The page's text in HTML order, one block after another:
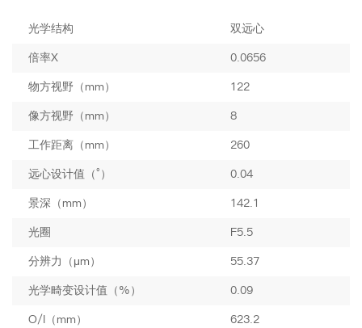
光学结构 双远心
倍率X 0.0656
物方视野（mm） 122
像方视野（mm） 8
工作距离（mm） 260
远心设计值（°） 0.04
景深（mm） 142.1
光圈 F5.5
分辨力（μm） 55.37
光学畸变设计值（%） 0.09
O/I（mm） 623.2